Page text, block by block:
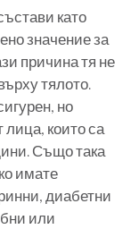
като
значение за
причина тя не
тялото.
но
лица, които са
Също така
имате
диабетни
или